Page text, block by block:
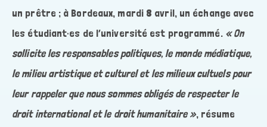
un prêtre ; à Bordeaux, mardi 8 avril, un échange avec
les étudiant·es de l’université est programmé. « On
sollicite les responsables politiques, le monde médiatique,
le milieu artistique et culturel et les milieux cultuels pour
leur rappeler que nous sommes obligés de respecter le
droit international et le droit humanitaire », résume